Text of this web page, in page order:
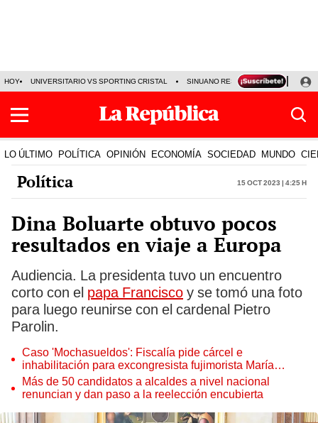
HOY UNIVERSITARIO VS SPORTING CRISTAL SINUANO RESULTADOS HOY
LO ÚLTIMO POLÍTICA OPINIÓN ECONOMÍA SOCIEDAD MUNDO
Política 15 Oct 2023 | 4:25 h
Dina Boluarte obtuvo pocos
resultados en viaje a Europa
Audiencia. La presidenta tuvo un encuentro
corto con el papa Francisco y se tomó una foto
para luego reunirse con el cardenal Pietro
Parolin.
Caso 'Mochasueldos': Fiscalía pide cárcel e
inhabilitación para excongresista fujimorista María
Cordero Jon Tay
Más de 50 candidatos a alcaldes a nivel nacional
renuncian y dan paso a la reelección encubierta